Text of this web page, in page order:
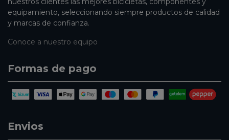
equipamiento, seleccionando siempre productos de calidad
y marcas de confianza.
Conoce a nuestro equipo
Formas de pago
Envios